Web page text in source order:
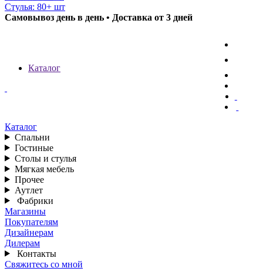
Стулья: 80+ шт
Самовывоз день в день • Доставка от 3 дней
Каталог
Каталог
Спальни
Гостиные
Столы и стулья
Мягкая мебель
Прочее
Аутлет
Фабрики
Магазины
Покупателям
Дизайнерам
Дилерам
Контакты
Свяжитесь со мной